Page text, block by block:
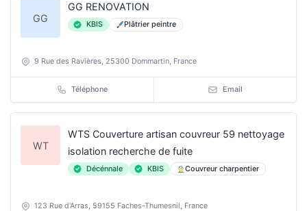
GG
GG RENOVATION
KBIS Plâtrier peintre
9 Rue des Ravières, 25300 Dommartin, France
Téléphone Email
WT
WTS Couverture artisan couvreur 59 nettoyage
isolation recherche de fuite
Décénnale KBIS Couvreur charpentier
123 Rue d'Arras, 59155 Faches-Thumesnil, France